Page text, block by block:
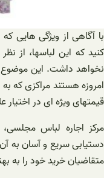
با آگاهی از ویژگی هایی
کنید که این لباسها، از
نخواهد داشت. این موضوع
امروزه هستند مراکزی که
قیمتهای ویژه ای در اختیار
مرکز اجاره لباس
دستیابی سریع و آسان به
متقاضیان خرید خود را به